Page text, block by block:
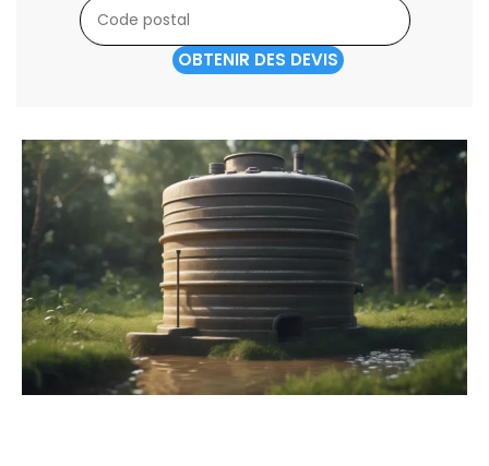
OBTENIR DES DEVIS